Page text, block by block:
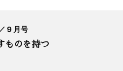
9 月号
ものを持つ